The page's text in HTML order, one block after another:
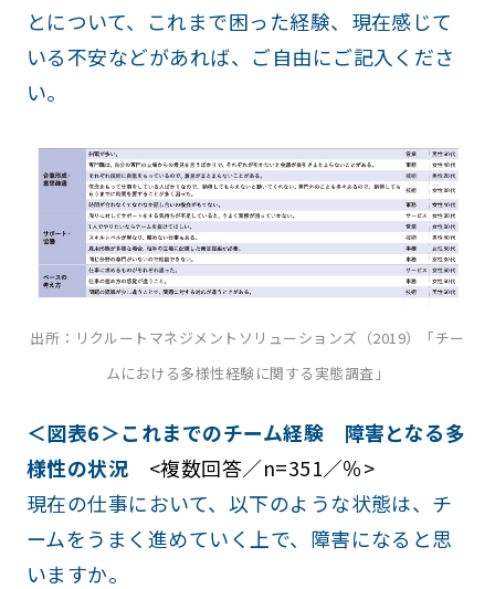
とについて、これまで困った経験、現在感じて
いる不安などがあれば、ご自由にご記入くださ
い。
出所：リクルートマネジメントソリューションズ（2019）「チー
ムにおける多様性経験に関する実態調査」
＜図表6＞これまでのチーム経験 障害となる多
様性の状況 <複数回答／n=351／％>
現在の仕事において、以下のような状態は、チ
ームをうまく進めていく上で、障害になると思
いますか。